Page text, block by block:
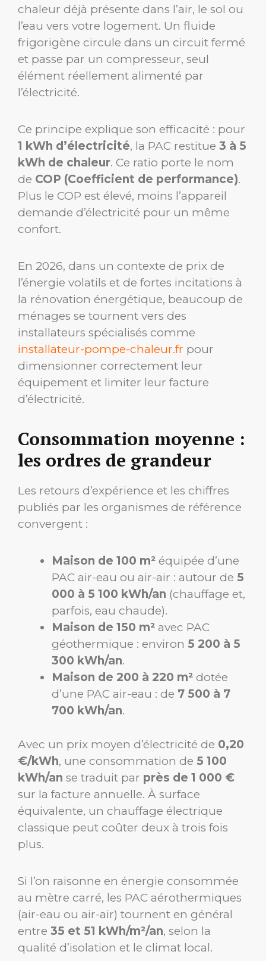
chaleur déjà présente dans l’air, le sol ou
l’eau vers votre logement. Un fluide
frigorigène circule dans un circuit fermé
et passe par un compresseur, seul
élément réellement alimenté par
l’électricité.
Ce principe explique son efficacité : pour
1 kWh d’électricité, la PAC restitue 3 à 5
kWh de chaleur. Ce ratio porte le nom
de COP (Coefficient de performance).
Plus le COP est élevé, moins l’appareil
demande d’électricité pour un même
confort.
En 2026, dans un contexte de prix de
l’énergie volatils et de fortes incitations à
la rénovation énergétique, beaucoup de
ménages se tournent vers des
installateurs spécialisés comme
installateur-pompe-chaleur.fr pour
dimensionner correctement leur
équipement et limiter leur facture
d’électricité.
Consommation moyenne :
les ordres de grandeur
Les retours d’expérience et les chiffres
publiés par les organismes de référence
convergent :
Maison de 100 m² équipée d’une
PAC air-eau ou air-air : autour de 5
000 à 5 100 kWh/an (chauffage et,
parfois, eau chaude).
Maison de 150 m² avec PAC
géothermique : environ 5 200 à 5
300 kWh/an.
Maison de 200 à 220 m² dotée
d’une PAC air-eau : de 7 500 à 7
700 kWh/an.
Avec un prix moyen d’électricité de 0,20
€/kWh, une consommation de 5 100
kWh/an se traduit par près de 1 000 €
sur la facture annuelle. À surface
équivalente, un chauffage électrique
classique peut coûter deux à trois fois
plus.
Si l’on raisonne en énergie consommée
au mètre carré, les PAC aérothermiques
(air-eau ou air-air) tournent en général
entre 35 et 51 kWh/m²/an, selon la
qualité d’isolation et le climat local.